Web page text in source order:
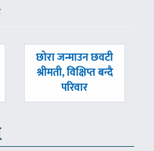
अघिल्लाे
-
छोरा जन्माउन छवटी
श्रीमती, विक्षिप्त बन्दै
परिवार